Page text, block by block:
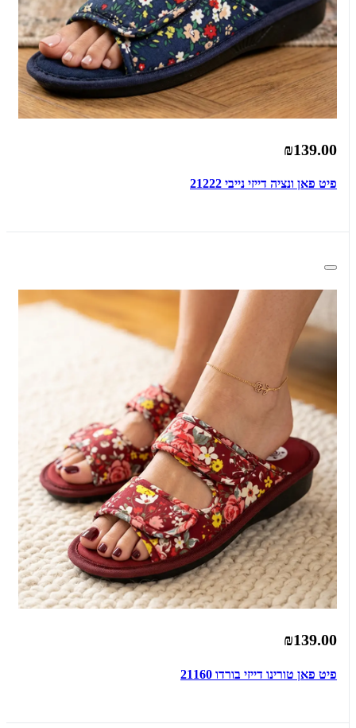
₪139.00
פיט פאן ונציה דייזי נייבי 21222
₪139.00
פיט פאן טורינו דייזי בורדו 21160